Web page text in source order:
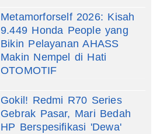
Metamorforself 2026: Kisah
9.449 Honda People yang
Bikin Pelayanan AHASS
Makin Nempel di Hati
OTOMOTIF
Gokil! Redmi R70 Series
Gebrak Pasar, Mari Bedah
HP Berspesifikasi 'Dewa'